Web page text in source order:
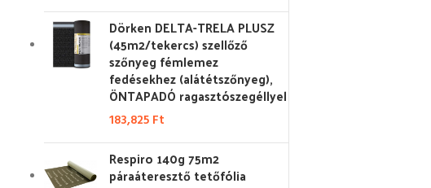
Dörken DELTA-TRELA PLUSZ
(45m2/tekercs) szellőző
szőnyeg fémlemez
fedésekhez (alátétszőnyeg),
ÖNTAPADÓ ragasztószegéllyel
183,825 Ft
Respiro 140g 75m2
páraáteresztő tetőfólia